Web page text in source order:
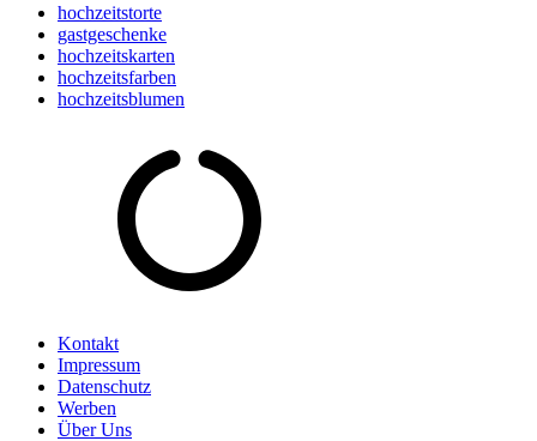
hochzeitstorte
gastgeschenke
hochzeitskarten
hochzeitsfarben
hochzeitsblumen
Kontakt
Impressum
Datenschutz
Werben
Über Uns